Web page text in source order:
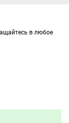
в любое